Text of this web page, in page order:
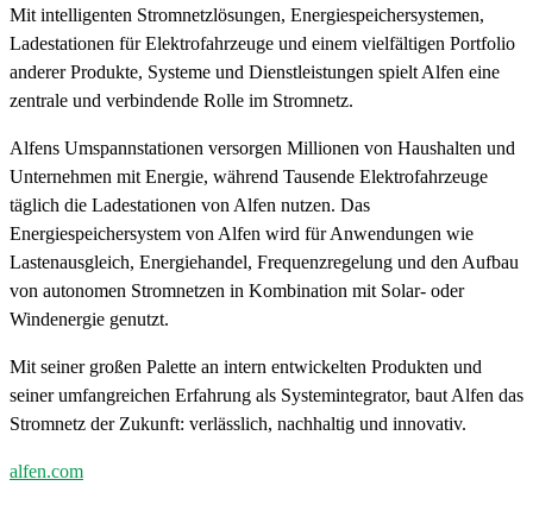
Mit intelligenten Stromnetzlösungen, Energiespeichersystemen,
Ladestationen für Elektrofahrzeuge und einem vielfältigen Portfolio
anderer Produkte, Systeme und Dienstleistungen spielt Alfen eine
zentrale und verbindende Rolle im Stromnetz.
Alfens Umspannstationen versorgen Millionen von Haushalten und
Unternehmen mit Energie, während Tausende Elektrofahrzeuge
täglich die Ladestationen von Alfen nutzen. Das
Energiespeichersystem von Alfen wird für Anwendungen wie
Lastenausgleich, Energiehandel, Frequenzregelung und den Aufbau
von autonomen Stromnetzen in Kombination mit Solar- oder
Windenergie genutzt.
Mit seiner großen Palette an intern entwickelten Produkten und
seiner umfangreichen Erfahrung als Systemintegrator, baut Alfen das
Stromnetz der Zukunft: verlässlich, nachhaltig und innovativ.
alfen.com